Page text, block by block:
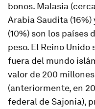
bonos. Malasia
Arabia Saudita
(10%) son los países
peso. El Reino
fuera del mundo
valor de 200
(anteriormente, en
federal de Sajonia),